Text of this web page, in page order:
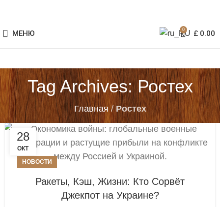
МЕНЮ 0 £ 0.00
Tag Archives: Ростех
Главная/Ростех
28
ОКТ
НОВОСТИ
Ракеты, Кэш, Жизни: Кто Сорвёт
Джекпот на Украине?